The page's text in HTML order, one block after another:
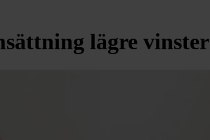
lägre vinster